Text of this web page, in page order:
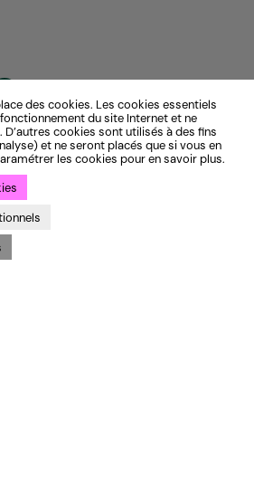
des cookies. Les cookies essentiels
du site Internet et ne
cookies sont utilisés à des fins
et ne seront placés que si vous en
les cookies pour en savoir plus.